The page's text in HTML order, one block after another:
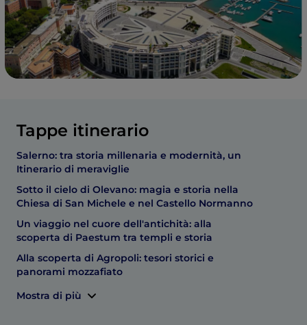
Tappe itinerario
Salerno: tra storia millenaria e modernità, un
Itinerario di meraviglie
Sotto il cielo di Olevano: magia e storia nella
Chiesa di San Michele e nel Castello Normanno
Un viaggio nel cuore dell'antichità: alla
scoperta di Paestum tra templi e storia
Alla scoperta di Agropoli: tesori storici e
panorami mozzafiato
Mostra di più